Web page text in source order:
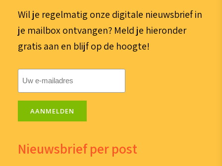
Wil je regelmatig onze digitale nieuwsbrief in
je mailbox ontvangen? Meld je hieronder
gratis aan en blijf op de hoogte!
AANMELDEN
Nieuwsbrief per post